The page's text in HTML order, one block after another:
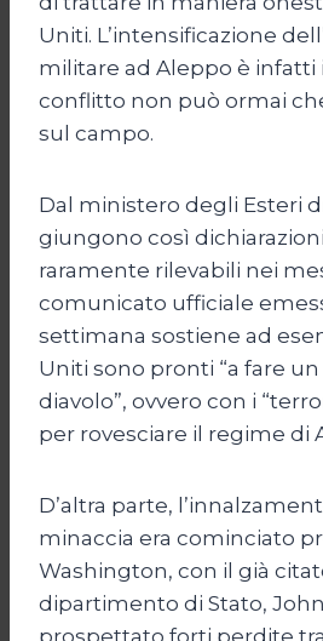
Uniti. L’intensificazione
militare ad Aleppo è infatti
conflitto non può ormai
sul campo.
Dal ministero degli Esteri
giungono così
raramente rilevabili nei
comunicato ufficiale
settimana sostiene ad
Uniti sono pronti “a fare
diavolo”, ovvero con i
per rovesciare il regime di
D’altra parte,
minaccia era cominciato
Washington, con il già
dipartimento di Stato,
prospettato forti perdite